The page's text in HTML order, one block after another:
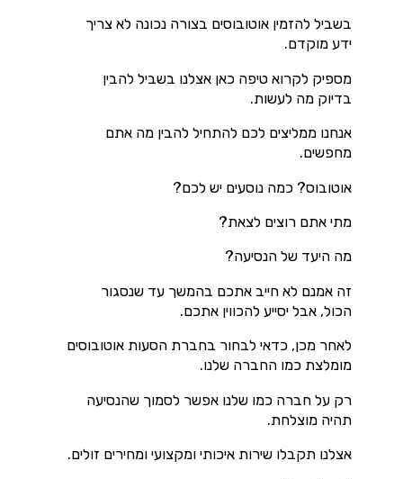
בשביל להזמין אוטובוסים בצורה נכונה לא צריך
ידע מוקדם.
מספיק לקרוא טיפה כאן אצלנו בשביל להבין
בדיוק מה לעשות.
אנחנו ממליצים לכם להתחיל להבין מה אתם
מחפשים.
אוטובוס? כמה נוסעים יש לכם?
מתי אתם רוצים לצאת?
מה היעד של הנסיעה?
זה אמנם לא חייב אתכם בהמשך עד שנסגור
הכול, אבל יסייע להכווין אתכם.
לאחר מכן, כדאי לבחור בחברת הסעות אוטובוסים
מומלצת כמו החברה שלנו.
רק על חברה כמו שלנו אפשר לסמוך שהנסיעה
תהיה מוצלחת.
אצלנו תקבלו שירות איכותי ומקצועי ומחירים זולים.